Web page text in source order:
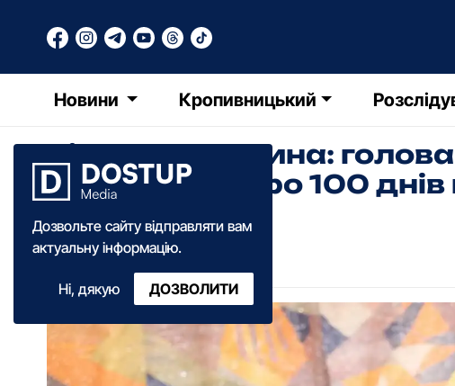
Новини Кропивницький
Дозвольте сайту відправляти вам
актуальну інформацію.
Ні, дякую ДОЗВОЛИТИ
Кіровоградщина:
відзвітував про 100
КФ Катерина Федченко
26 березня·2021